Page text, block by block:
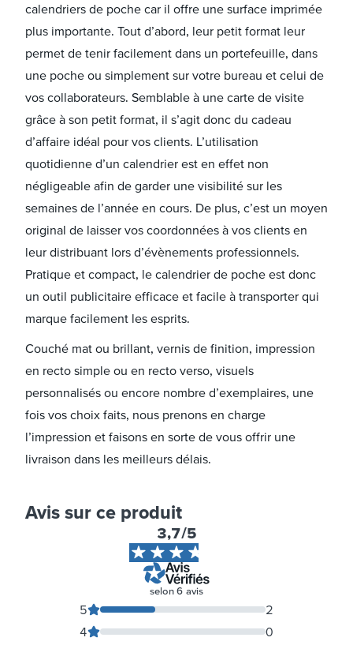
calendriers de poche car il offre une surface imprimée
plus importante. Tout d’abord, leur petit format leur
permet de tenir facilement dans un portefeuille, dans
une poche ou simplement sur votre bureau et celui de
vos collaborateurs. Semblable à une carte de visite
grâce à son petit format, il s’agit donc du cadeau
d’affaire idéal pour vos clients. L’utilisation
quotidienne d’un calendrier est en effet non
négligeable afin de garder une visibilité sur les
semaines de l’année en cours. De plus, c’est un moyen
original de laisser vos coordonnées à vos clients en
leur distribuant lors d’évènements professionnels.
Pratique et compact, le calendrier de poche est donc
un outil publicitaire efficace et facile à transporter qui
marque facilement les esprits.
Couché mat ou brillant, vernis de finition, impression
en recto simple ou en recto verso, visuels
personnalisés ou encore nombre d’exemplaires, une
fois vos choix faits, nous prenons en charge
l’impression et faisons en sorte de vous offrir une
livraison dans les meilleurs délais.
Avis sur ce produit
3,7/5
selon 6 avis
4 0
5 2